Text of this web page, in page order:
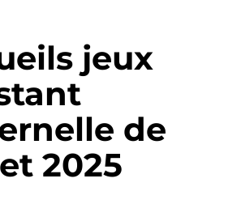
jeux
de
2025